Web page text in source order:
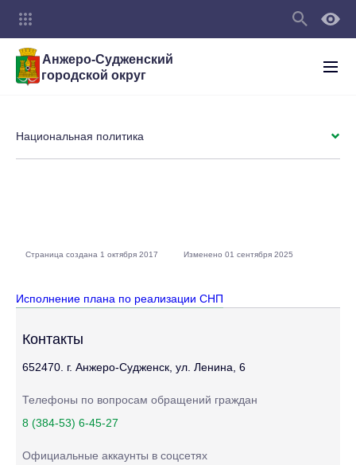
Анжеро-Судженский
городской округ
Исполнение плана по реализации СНП
Национальная политика
Страница создана 1 октября 2017 Изменено 01 сентября 2025
Контакты
652470. г. Анжеро-Судженск, ул. Ленина, 6
Телефоны по вопросам обращений граждан
8 (384-53) 6-45-27
Официальные аккаунты в соцсетях